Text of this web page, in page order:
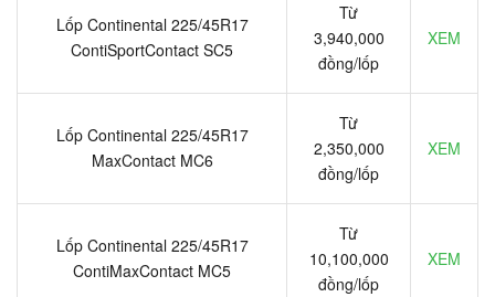
Lốp Continental 225/45R17
ContiSportContact SC5
Từ
3,940,000
đồng/lốp
XEM
Lốp Continental 225/45R17
MaxContact MC6
Từ
2,350,000
đồng/lốp
XEM
Lốp Continental 225/45R17
ContiMaxContact MC5
Từ
10,100,000
đồng/lốp
XEM